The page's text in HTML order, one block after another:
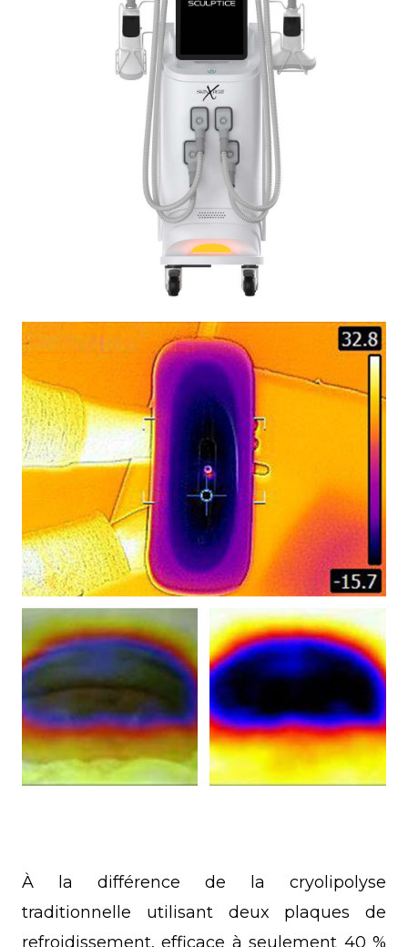
À la différence de la cryolipolyse
traditionnelle utilisant deux plaques de
refroidissement, efficace à seulement 40 %